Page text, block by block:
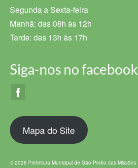
Segunda a Sexta-feira
Manhã: das 08h às 12h
Tarde: das 13h às 17h
Siga-nos no facebook
Mapa do Site
© 2026 Prefeitura Municipal de São Pedro das Missões